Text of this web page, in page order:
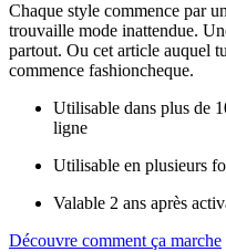
Chaque style commence par
trouvaille mode inattendue.
partout. Ou cet article auquel
commence fashioncheque.
Utilisable dans plus de
ligne
Utilisable en plusieurs
Valable 2 ans après
Découvre comment ça marche